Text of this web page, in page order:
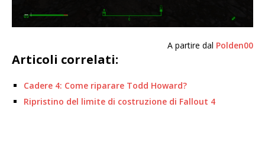
A partire dal Polden00
Articoli correlati:
Cadere 4: Come riparare Todd Howard?
Ripristino del limite di costruzione di Fallout 4